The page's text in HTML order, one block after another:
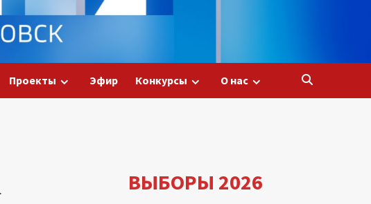
Проекты Эфир Конкурсы О нас
ВЫБОРЫ 2026